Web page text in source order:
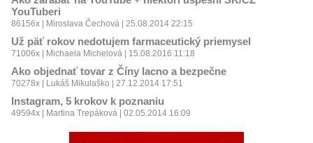
YouTuberi
86156x | Miroslava Čechová | 25.08.2014 22:15
Už päť rokov nedotujem farmaceutický priemysel
71006x | Michaela Michelová | 15.08.2016 11:18
Ako objednať tovar z Číny lacno a bezpečne
70278x | Lukáš Mikulaško | 27.12.2014 17:51
Instagram, 5 krokov k poznaniu
49594x | Martina Trepáková | 02.05.2014 16:09